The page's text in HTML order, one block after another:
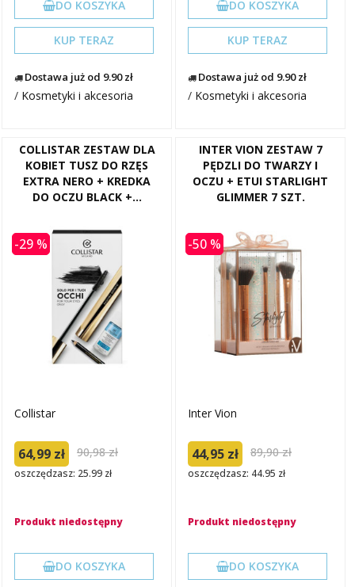
DO KOSZYKA
KUP TERAZ
Dostawa już od 9.90 zł
/ Kosmetyki i akcesoria
DO KOSZYKA
KUP TERAZ
Dostawa już od 9.90 zł
/ Kosmetyki i akcesoria
COLLISTAR ZESTAW DLA
KOBIET TUSZ DO RZĘS
EXTRA NERO + KREDKA
DO OCZU BLACK +...
-29 %
Collistar
64,99 zł 90,98 zł
oszczędzasz: 25.99 zł
Produkt niedostępny
DO KOSZYKA
INTER VION ZESTAW 7
PĘDZLI DO TWARZY I
OCZU + ETUI STARLIGHT
GLIMMER 7 SZT.
-50 %
Inter Vion
44,95 zł 89,90 zł
oszczędzasz: 44.95 zł
Produkt niedostępny
DO KOSZYKA